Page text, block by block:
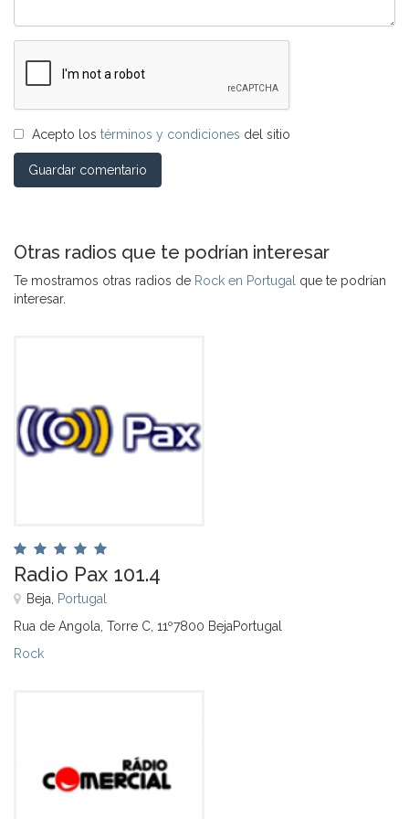
Acepto los términos y condiciones del sitio
Guardar comentario
Otras radios que te podrían interesar
Te mostramos otras radios de Rock en Portugal que te podrían
interesar.
Radio Pax 101.4
Beja, Portugal
Rua de Angola, Torre C, 11º7800 BejaPortugal
Rock